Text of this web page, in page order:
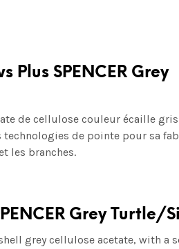
Plus SPENCER Grey
de cellulose couleur écaille
de pointe pour sa
les branches.
Grey Turtle/
grey cellulose acetate, with a